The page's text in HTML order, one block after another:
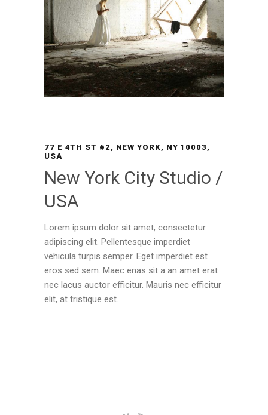
77 E 4TH ST #2, NEW YORK, NY 10003,
USA
New York City Studio /
USA
Lorem ipsum dolor sit amet, consectetur
adipiscing elit. Pellentesque imperdiet
vehicula turpis semper. Eget imperdiet est
eros sed sem. Maec enas sit a an amet erat
nec lacus auctor efficitur. Mauris nec efficitur
elit, at tristique est.